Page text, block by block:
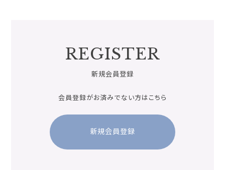
REGISTER
新規会員登録
会員登録がお済みでない方はこちら
新規会員登録